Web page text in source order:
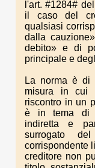
l'art. #1284#
il caso del
qualsiasi
dalla
debito» e di
principale e
La norma è di
misura in cui
riscontro in un
è in tema di
indiretta e
surrogato
corrispondente
creditore non